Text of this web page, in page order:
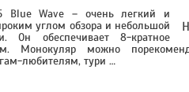
Blue Wave – очень легкий и
углом обзора и небольшой
Он обеспечивает 8-кратное
Монокуляр можно
любителям, тури …